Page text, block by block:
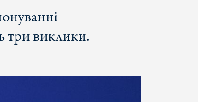
три виклики.